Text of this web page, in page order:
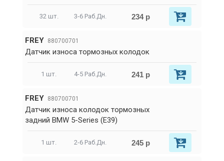
32 шт. 3-6 Раб.Дн. 234 р
FREY 880700701
Датчик износа тормозных колодок
1 шт. 4-5 Раб.Дн. 241 р
FREY 880700701
Датчик износа колодок тормозных
задний BMW 5-Series (E39)
1 шт. 2-6 Раб.Дн. 245 р